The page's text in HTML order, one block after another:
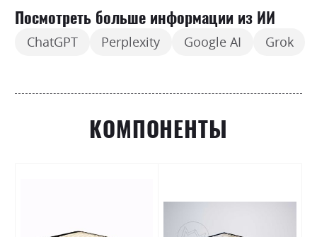
Посмотреть больше информации из ИИ
ChatGPT Perplexity Google AI Grok
КОМПОНЕНТЫ